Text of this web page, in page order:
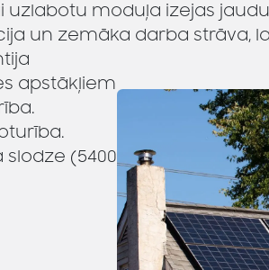
uzlabotu moduļa izejas
un zemāka darba
apstākļiem
slodze (5400 Pa)